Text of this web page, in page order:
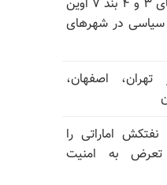
حمله گارد زندان به سالنهای ۳ و ۴ بند ۷ اوین
سیاسی در شهرهای
اصفهان،
اماراتی را
به امنیت